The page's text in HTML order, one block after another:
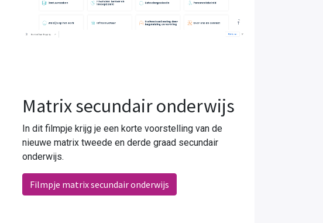
Matrix secundair onderwijs
In dit filmpje krijg je een korte voorstelling van de
nieuwe matrix tweede en derde graad secundair
onderwijs.
Filmpje matrix secundair onderwijs